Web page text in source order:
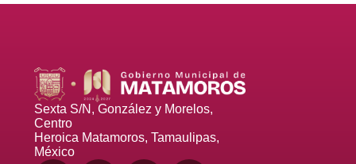
Sexta S/N, González y Morelos,
Centro
Heroica Matamoros, Tamaulipas,
México